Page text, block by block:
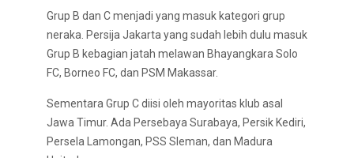
Grup B dan C menjadi yang masuk kategori grup
neraka. Persija Jakarta yang sudah lebih dulu masuk
Grup B kebagian jatah melawan Bhayangkara Solo
FC, Borneo FC, dan PSM Makassar.
Sementara Grup C diisi oleh mayoritas klub asal
Jawa Timur. Ada Persebaya Surabaya, Persik Kediri,
Persela Lamongan, PSS Sleman, dan Madura